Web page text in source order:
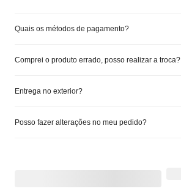
Quais os métodos de pagamento?
Comprei o produto errado, posso realizar a troca?
Entrega no exterior?
Posso fazer alterações no meu pedido?